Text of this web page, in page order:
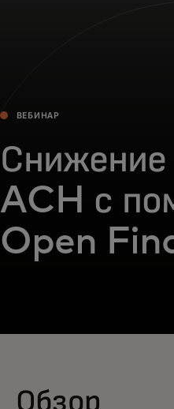
ВЕБИНАР
Снижение
ACH с
Open
Обзор